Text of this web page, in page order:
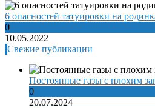
6 опасностей татуировки на
0
10.05.2022
Свежие публикации
Постоянные газы с плохим
0
20.07.2024